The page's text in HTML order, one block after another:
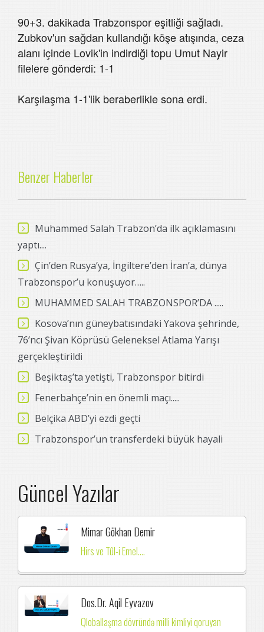
90+3. dakikada Trabzonspor eşitliği sağladı.
Zubkov'un sağdan kullandığı köşe atışında, ceza
alanı içinde Lovik'in indirdiği topu Umut Nayir
filelere gönderdi: 1-1
Karşılaşma 1-1'lik beraberlikle sona erdi.
Benzer Haberler
Muhammed Salah Trabzon’da ilk açıklamasını
yaptı....
Çin’den Rusya’ya, İngiltere’den İran’a, dünya
Trabzonspor’u konuşuyor…..
MUHAMMED SALAH TRABZONSPOR’DA .....
Kosova’nın güneybatısındaki Yakova şehrinde,
76’ncı Şivan Köprüsü Geleneksel Atlama Yarışı
gerçekleştirildi
Beşiktaş’ta yetişti, Trabzonspor bitirdi
Fenerbahçe’nin en önemli maçı.....
Belçika ABD’yi ezdi geçti
Trabzonspor’un transferdeki büyük hayali
Güncel Yazılar
Mimar Gökhan Demir
Hirs ve Tûl-i Emel....
Dos.Dr. Aqil Eyvazov
Qloballaşma dövründə milli kimliyi qoruyan